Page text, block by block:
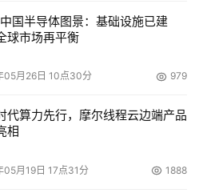
软件开发经验，不仅精通所讲
目经验，在教学的过程中会逐
学员。
的技术课程后，按照所要开发
和软件公司的项目经理的指导
发，使学员将所学的知识能够
国半导体图景：基础设施已建
球市场再平衡
05月26日 10点30分 979
代算力先行，摩尔线程云边端产品
相
05月19日 17点31分 1888